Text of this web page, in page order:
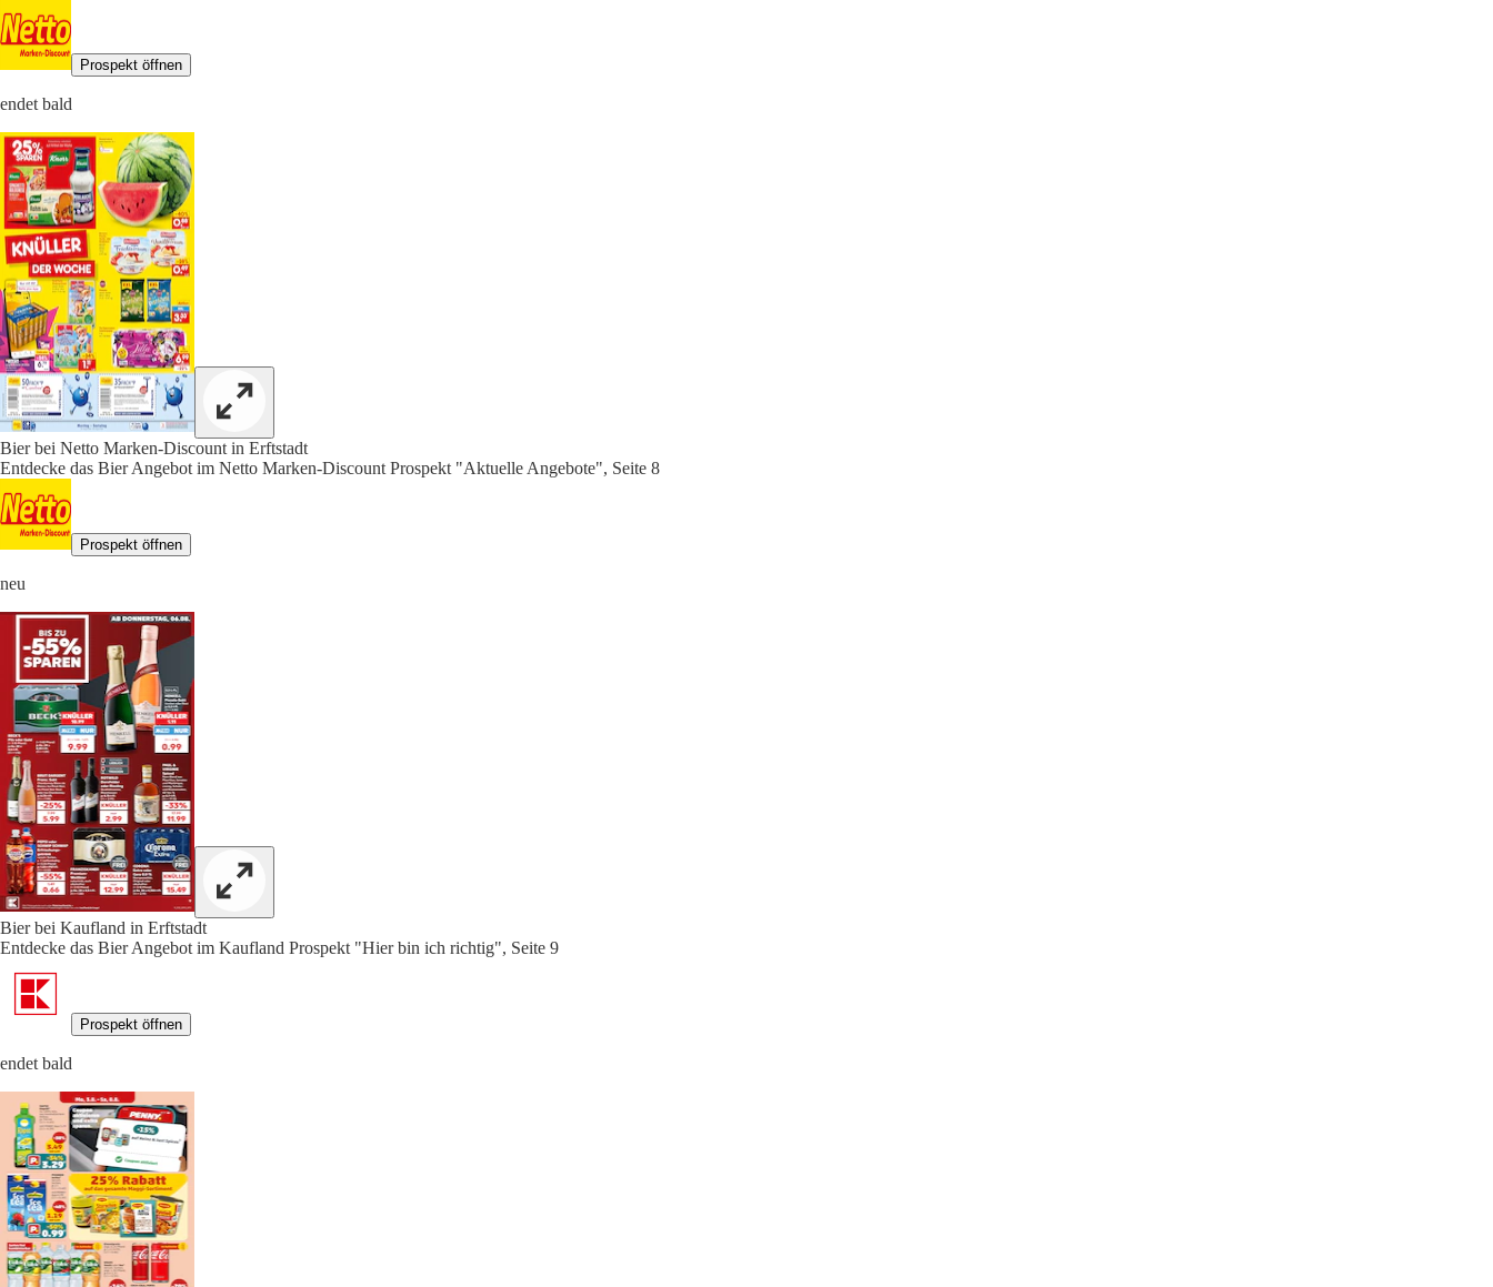
Prospekt öffnen
endet bald
Bier bei Netto Marken-Discount in Erftstadt
Entdecke das Bier Angebot im Netto Marken-Discount Prospekt "Aktuelle Angebote", Seite 8
Prospekt öffnen
neu
Bier bei Kaufland in Erftstadt
Entdecke das Bier Angebot im Kaufland Prospekt "Hier bin ich richtig", Seite 9
Prospekt öffnen
endet bald